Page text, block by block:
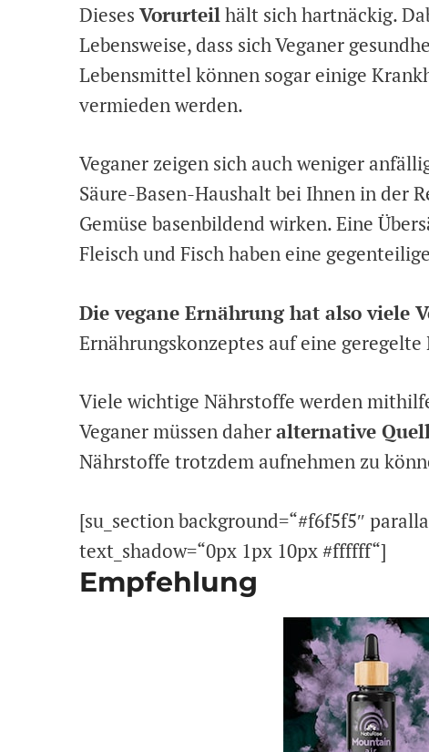
Dieses Vorurteilhält sich hartnäckig.
Lebensweise, dass sich Veganer
Lebensmittel können sogar einige
vermieden werden.
Veganer zeigen sich auch weniger
Säure-Basen-Haushalt bei Ihnen in der
Gemüse basenbildend wirken. Eine
Fleisch und Fisch haben eine
Die vegane Ernährung hat also viele
Ernährungskonzeptes auf eine
Viele wichtige Nährstoffe werden
Veganer müssen daheralternative
Nährstoffe trotzdem aufnehmen zu
[su_section background=“#f6f5f5″
text_shadow=“0px 1px 10px #ffffff“]
Empfehlung